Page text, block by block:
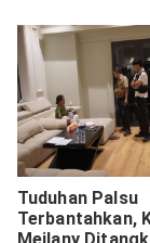
Tuduhan Palsu
Terbantahkan,
Meilany